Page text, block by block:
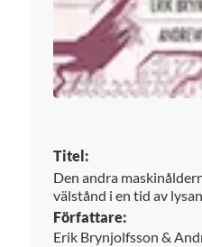
Titel:
Den andra
välstånd i en tid av
Författare:
Erik Brynjolfsson &